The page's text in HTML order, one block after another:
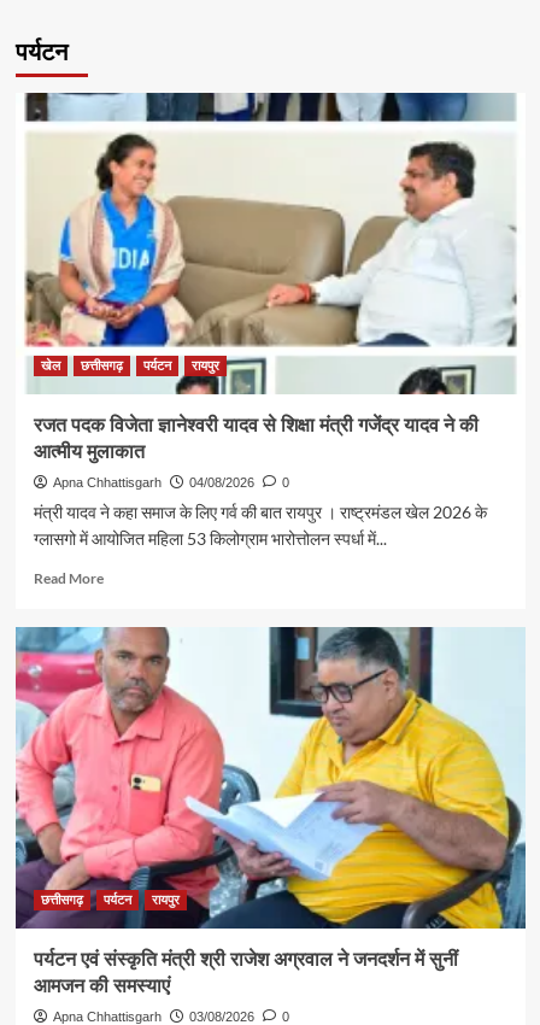
पर्यटन
खेल छत्तीसगढ़ पर्यटन रायपुर
रजत पदक विजेता ज्ञानेश्वरी यादव से शिक्षा मंत्री गजेंद्र यादव ने की
आत्मीय मुलाकात
Apna Chhattisgarh 04/08/2026 0
मंत्री यादव ने कहा समाज के लिए गर्व की बात रायपुर । राष्ट्रमंडल खेल 2026 के
ग्लासगो में आयोजित महिला 53 किलोग्राम भारोत्तोलन स्पर्धा में...
Read MoreRead
रजत
पदक
विजेता
ज्ञानेश्वरी
यादव
मंत्री
गजेंद्र
यादव
ने
की
छत्तीसगढ़ पर्यटन रायपुर
पर्यटन एवं संस्कृति मंत्री श्री राजेश अग्रवाल ने जनदर्शन में सुनीं
आमजन की समस्याएं
Apna Chhattisgarh 03/08/2026 0